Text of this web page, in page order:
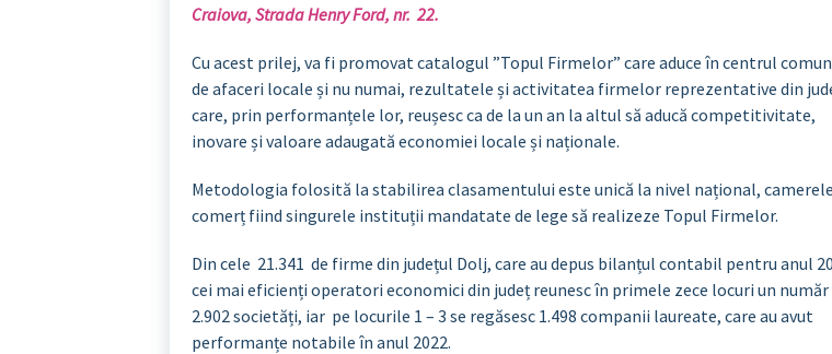
Craiova, Strada Henry Ford, nr. 22.
Cu acest prilej, va fi promovat catalogul ”Topul Firmelor” care aduce în centrul
de afaceri locale și nu numai, rezultatele și activitatea firmelor reprezentative din
care, prin performanțele lor, reușesc ca de la un an la altul să aducă competitivitate,
inovare și valoare adaugată economiei locale și naționale.
Metodologia folosită la stabilirea clasamentului este unică la nivel național,
comerț fiind singurele instituții mandatate de lege să realizeze Topul Firmelor.
Din cele 21.341 de firme din județul Dolj, care au depus bilanțul contabil pentru anul
cei mai eficienți operatori economici din județ reunesc în primele zece locuri un număr
2.902 societăți, iar pe locurile 1 – 3 se regăsesc 1.498 companii laureate, care au avut
performanțe notabile în anul 2022.